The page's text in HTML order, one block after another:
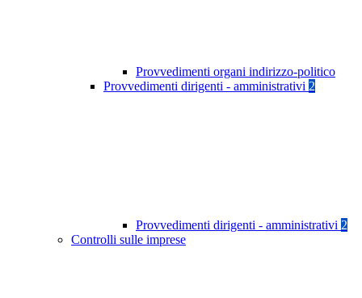
Provvedimenti organi indirizzo-politico
Provvedimenti dirigenti - amministrativi 2
Provvedimenti dirigenti - amministrativi 2
Controlli sulle imprese